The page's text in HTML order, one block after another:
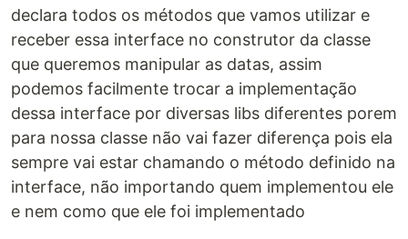
declara todos os métodos que vamos utilizar e
receber essa interface no construtor da classe
que queremos manipular as datas, assim
podemos facilmente trocar a implementação
dessa interface por diversas libs diferentes porem
para nossa classe não vai fazer diferença pois ela
sempre vai estar chamando o método definido na
interface, não importando quem implementou ele
e nem como que ele foi implementado